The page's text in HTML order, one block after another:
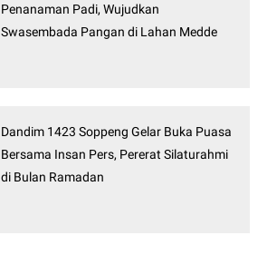
Penanaman Padi, Wujudkan
Swasembada Pangan di Lahan Medde
Dandim 1423 Soppeng Gelar Buka Puasa
Bersama Insan Pers, Pererat Silaturahmi
di Bulan Ramadan